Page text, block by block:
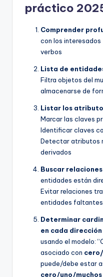
práctico
Comprender
con los
verbos
Lista de
Filtra objetos del
almacenarse de
Listar los
Marcar las claves
Identificar claves
Detectar atributos
derivados
Buscar relaciones
entidades están
Evitar relaciones
entidades
Determinar
en cada dirección
usando el modelo:
asociado con
puede/debe estar
cero/uno/muchos